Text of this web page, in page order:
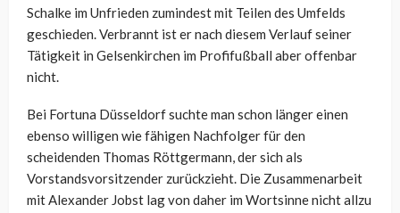
Schalke im Unfrieden zumindest mit Teilen des Umfelds
geschieden. Verbrannt ist er nach diesem Verlauf seiner
Tätigkeit in Gelsenkirchen im Profifußball aber offenbar
nicht.
Bei Fortuna Düsseldorf suchte man schon länger einen
ebenso willigen wie fähigen Nachfolger für den
scheidenden Thomas Röttgermann, der sich als
Vorstandsvorsitzender zurückzieht. Die Zusammenarbeit
mit Alexander Jobst lag von daher im Wortsinne nicht allzu